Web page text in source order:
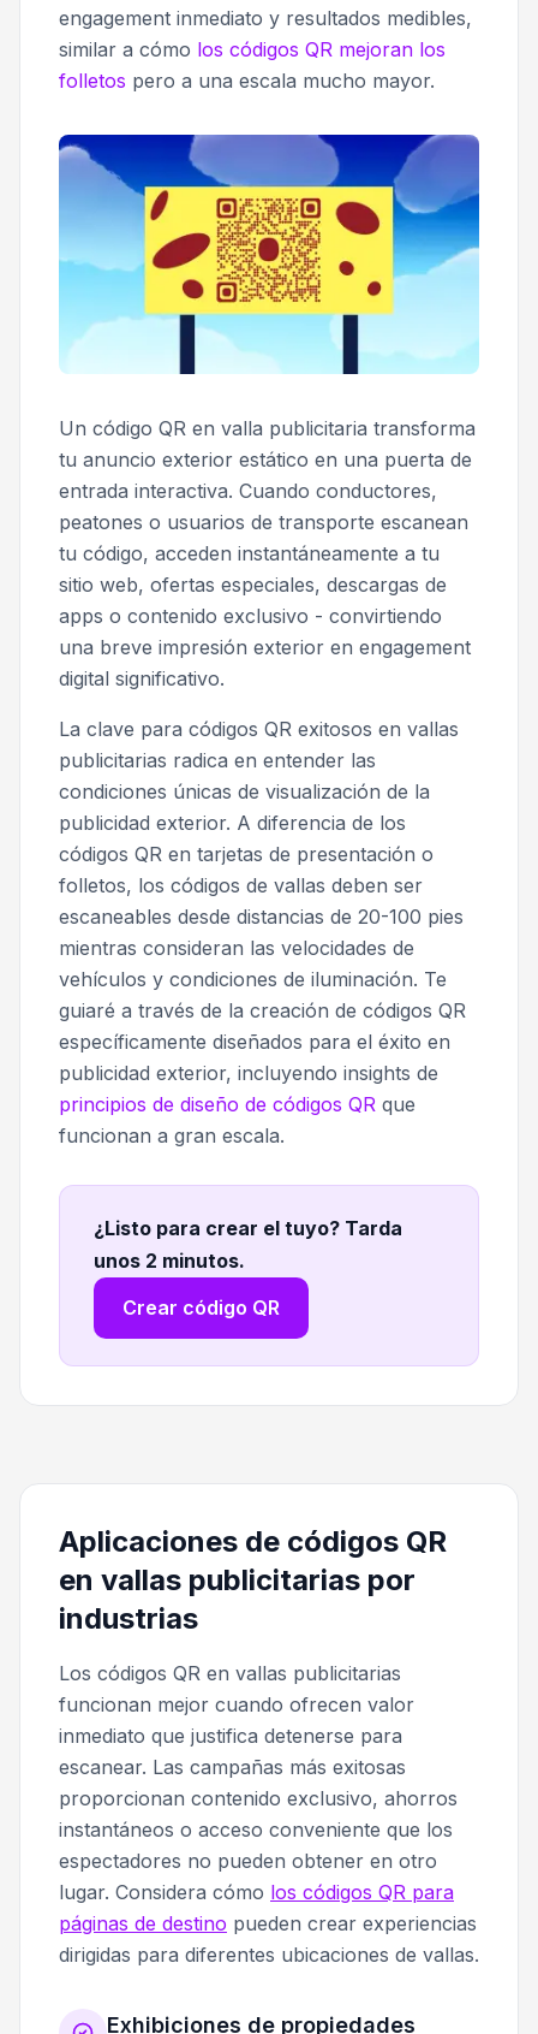
engagement inmediato y resultados medibles,
similar a cómo los códigos QR mejoran los
folletos pero a una escala mucho mayor.
Un código QR en valla publicitaria transforma
tu anuncio exterior estático en una puerta de
entrada interactiva. Cuando conductores,
peatones o usuarios de transporte escanean
tu código, acceden instantáneamente a tu
sitio web, ofertas especiales, descargas de
apps o contenido exclusivo - convirtiendo
una breve impresión exterior en engagement
digital significativo.
La clave para códigos QR exitosos en vallas
publicitarias radica en entender las
condiciones únicas de visualización de la
publicidad exterior. A diferencia de los
códigos QR en tarjetas de presentación o
folletos, los códigos de vallas deben ser
escaneables desde distancias de 20-100 pies
mientras consideran las velocidades de
vehículos y condiciones de iluminación. Te
guiaré a través de la creación de códigos QR
específicamente diseñados para el éxito en
publicidad exterior, incluyendo insights de
principios de diseño de códigos QR que
funcionan a gran escala.
¿Listo para crear el tuyo? Tarda
unos 2 minutos.
Crear código QR
Aplicaciones de códigos QR
en vallas publicitarias por
industrias
Los códigos QR en vallas publicitarias
funcionan mejor cuando ofrecen valor
inmediato que justifica detenerse para
escanear. Las campañas más exitosas
proporcionan contenido exclusivo, ahorros
instantáneos o acceso conveniente que los
espectadores no pueden obtener en otro
lugar. Considera cómo los códigos QR para
páginas de destino pueden crear experiencias
dirigidas para diferentes ubicaciones de vallas.
Exhibiciones de propiedades